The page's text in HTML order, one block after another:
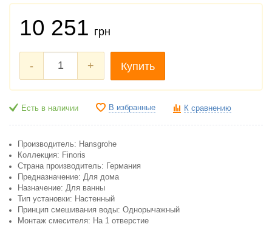
10 251 грн
- + Купить
Есть в наличии В избранные К сравнению
Производитель: Hansgrohe
Коллекция: Finoris
Страна производитель: Германия
Предназначение: Для дома
Назначение: Для ванны
Тип установки: Настенный
Принцип смешивания воды: Однорычажный
Монтаж смесителя: На 1 отверстие